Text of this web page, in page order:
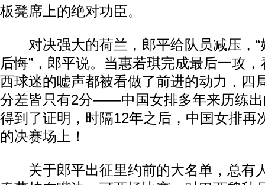
板凳席上的绝对功臣。
对决强大的荷兰，郎平给队员减压，“
后悔”，郎平说。当惠若琪完成最后一攻
西球迷的嘘声都被看做了前进的动力，四
分差皆只有2分——中国女排多年来历练出
得到了证明，时隔12年之后，中国女排再
的决赛场上！
关于郎平出征里约前的大名单，总有